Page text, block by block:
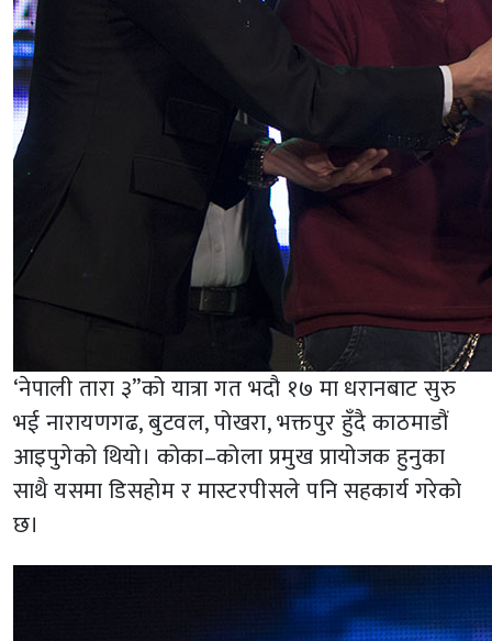
‘नेपाली तारा ३”को यात्रा गत भदौ १७ मा धरानबाट सुरु
भई नारायणगढ, बुटवल, पोखरा, भक्तपुर हुँदै काठमाडौं
आइपुगेको थियो। कोका–कोला प्रमुख प्रायोजक हुनुका
साथै यसमा डिसहोम र मास्टरपीसले पनि सहकार्य गरेको
छ।